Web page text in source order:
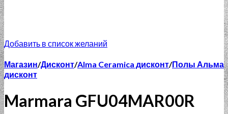
Добавить в список желаний
Магазин/Дисконт/Alma Ceramica дисконт/Полы Альма
дисконт
Marmara GFU04MAR00R